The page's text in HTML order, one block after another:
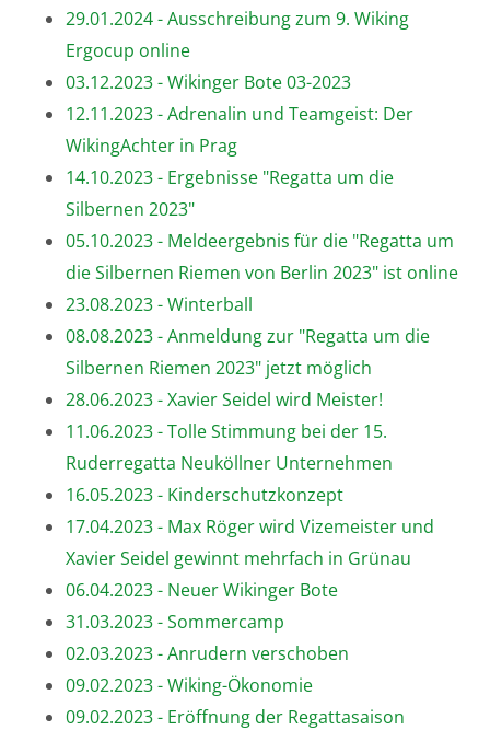
29.01.2024 - Ausschreibung zum 9. Wiking
Ergocup online
03.12.2023 - Wikinger Bote 03-2023
12.11.2023 - Adrenalin und Teamgeist: Der
WikingAchter in Prag
14.10.2023 - Ergebnisse "Regatta um die
Silbernen 2023"
05.10.2023 - Meldeergebnis für die "Regatta um
die Silbernen Riemen von Berlin 2023" ist online
23.08.2023 - Winterball
08.08.2023 - Anmeldung zur "Regatta um die
Silbernen Riemen 2023" jetzt möglich
28.06.2023 - Xavier Seidel wird Meister!
11.06.2023 - Tolle Stimmung bei der 15.
Ruderregatta Neuköllner Unternehmen
16.05.2023 - Kinderschutzkonzept
17.04.2023 - Max Röger wird Vizemeister und
Xavier Seidel gewinnt mehrfach in Grünau
06.04.2023 - Neuer Wikinger Bote
31.03.2023 - Sommercamp
02.03.2023 - Anrudern verschoben
09.02.2023 - Wiking-Ökonomie
09.02.2023 - Eröffnung der Regattasaison